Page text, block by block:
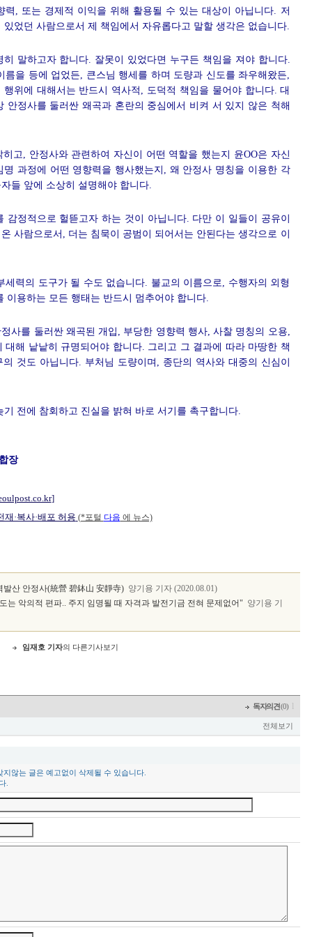
력, 또는 경제적 이익을 위해 활용될 수 있는 대상이 아닙니다. 저
었던 사람으로서 제 책임에서 자유롭다고 말할 생각은 없습니다.
말하고자 합니다. 잘못이 있었다면 누구든 책임을 져야 합니다.
을 등에 업었든, 큰스님 행세를 하며 도량과 신도를 좌우해왔든,
위에 대해서는 반드시 역사적, 도덕적 책임을 물어야 합니다. 대
안정사를 둘러싼 왜곡과 혼란의 중심에서 비켜 서 있지 않은 척해
고, 안정사와 관련하여 자신이 어떤 역할을 했는지 윤OO은 자신
과정에 어떤 영향력을 행사했는지, 왜 안정사 명칭을 이용한 각
들 앞에 소상히 설명해야 합니다.
감정적으로 헐뜯고자 하는 것이 아닙니다. 다만 이 일들이 공유이
사람으로서, 더는 침묵이 공범이 되어서는 안된다는 생각으로 이
력의 도구가 될 수도 없습니다. 불교의 이름으로, 수행자의 외형
이용하는 모든 행태는 반드시 멈추어야 합니다.
사를 둘러싼 왜곡된 개입, 부당한 영향력 행사, 사찰 명칭의 오용,
해 낱낱히 규명되어야 합니다. 그리고 그 결과에 따라 마땅한 책
것도 아닙니다. 부처님 도량이며, 종단의 역사와 대중의 신심이
전에 참회하고 진실을 밝혀 바로 서기를 촉구합니다.
장
]
·복사·배포 허용 (*포털 다음 에 뉴스)
산 안정사(統營 碧鉢山 安靜寺) 양기용 기자 (2020.08.01)
는 악의적 편파.. 주지 임명될 때 자격과 발전기금 전혀 문제없어" 양기용 기
임재호 기자의 다른기사보기
독자의견(0)
전체보기
않는 글은 예고없이 삭제될 수 있습니다.
.